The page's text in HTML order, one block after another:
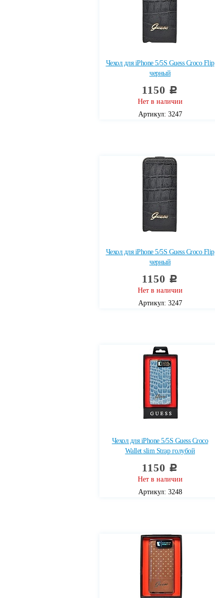
Чехол для iPhone 5/5S Guess Croco Flip
черный
1150 c
Нет в наличии
Артикул: 3247
Чехол для iPhone 5/5S Guess Croco Flip
черный
1150 c
Нет в наличии
Артикул: 3247
Чехол для iPhone 5/5S Guess Croco
Wallet slim Strap голубой
1150 c
Нет в наличии
Артикул: 3248